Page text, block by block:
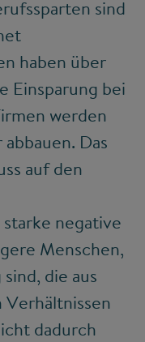
sind
haben über
Einsparung bei
werden
Das
auf den
negative
Menschen,
die aus
dadurch